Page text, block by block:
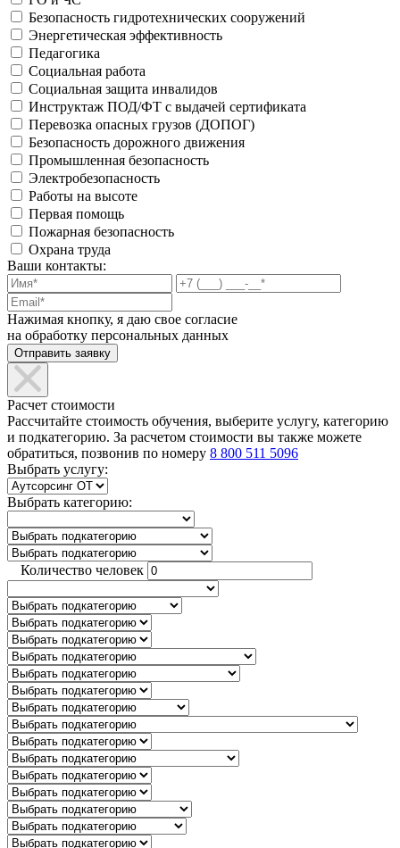
Безопасность гидротехнических сооружений
Энергетическая эффективность
Педагогика
Социальная работа
Социальная защита инвалидов
Инструктаж ПОД/ФТ с выдачей сертификата
Перевозка опасных грузов (ДОПОГ)
Безопасность дорожного движения
Промышленная безопасность
Электробезопасность
Работы на высоте
Первая помощь
Пожарная безопасность
Охрана труда
Ваши контакты:
Нажимая кнопку, я даю свое согласие
на обработку персональных данных
Расчет стоимости
Рассчитайте стоимость обучения, выберите услугу, категорию
и подкатегорию. За расчетом стоимости вы также можете
обратиться, позвонив по номеру 8 800 511 5096
Выбрать услугу:
Выбрать категорию:
Количество человек